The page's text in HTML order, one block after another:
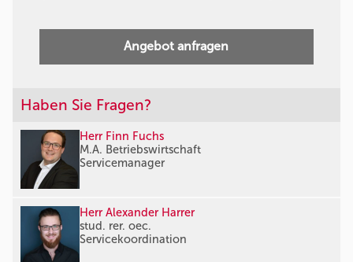
Angebot anfragen
Haben Sie Fragen?
Herr Finn Fuchs
M.A. Betriebswirtschaft
Servicemanager
Herr Alexander Harrer
stud. rer. oec.
Servicekoordination